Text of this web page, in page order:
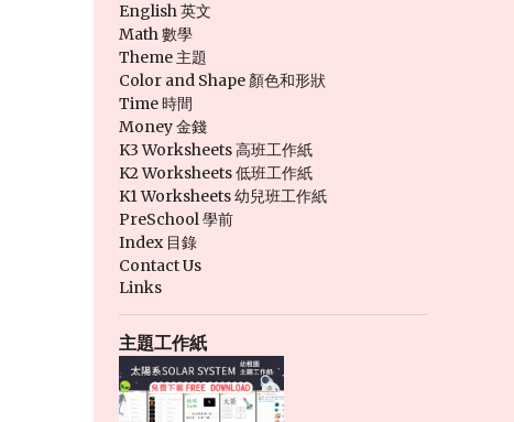
English 英文
Math 數學
Theme 主題
Color and Shape 顏色和形狀
Time 時間
Money 金錢
K3 Worksheets 高班工作紙
K2 Worksheets 低班工作紙
K1 Worksheets 幼兒班工作紙
PreSchool 學前
Index 目錄
Contact Us
Links
主題工作紙